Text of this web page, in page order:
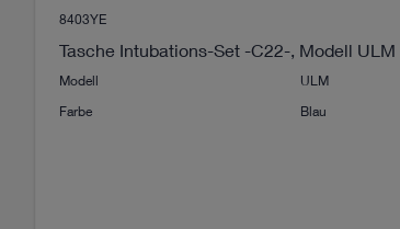
8403YE
Tasche Intubations-Set -C22-, Modell ULM
Modell
ULM
Farbe
Blau